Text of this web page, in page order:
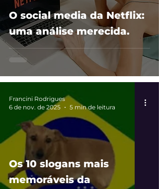
O social media da Netflix:
uma análise merecida.
Os 10 slogans mais
memoráveis da
Francini Rodrigues
6 de nov. de 2025
5 min de leitura